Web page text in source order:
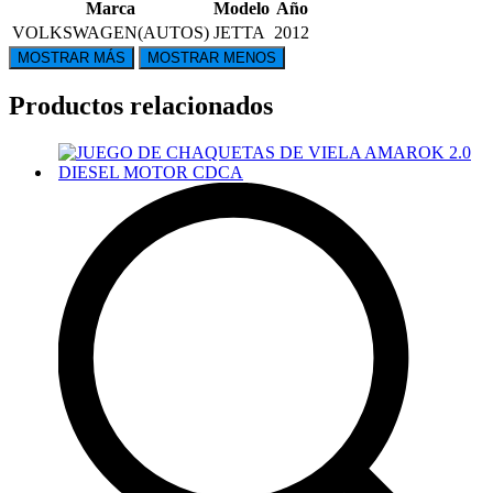
Marca Modelo Año
VOLKSWAGEN(AUTOS) JETTA 2012
Productos relacionados